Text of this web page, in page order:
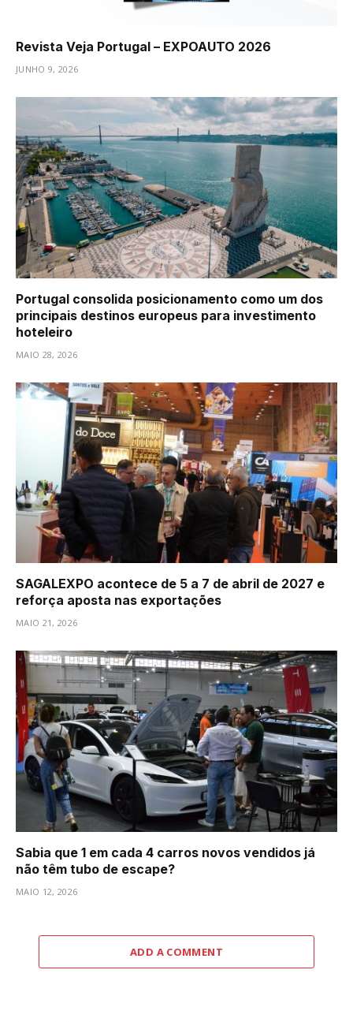
Revista Veja Portugal – EXPOAUTO 2026
JUNHO 9, 2026
Portugal consolida posicionamento como um dos
principais destinos europeus para investimento
hoteleiro
MAIO 28, 2026
SAGALEXPO acontece de 5 a 7 de abril de 2027 e
reforça aposta nas exportações
MAIO 21, 2026
Sabia que 1 em cada 4 carros novos vendidos já
não têm tubo de escape?
MAIO 12, 2026
ADD A COMMENT